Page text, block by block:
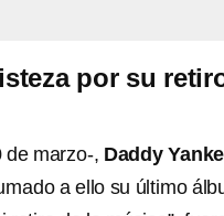
por su
de marzo-, Daddy
a ello su último